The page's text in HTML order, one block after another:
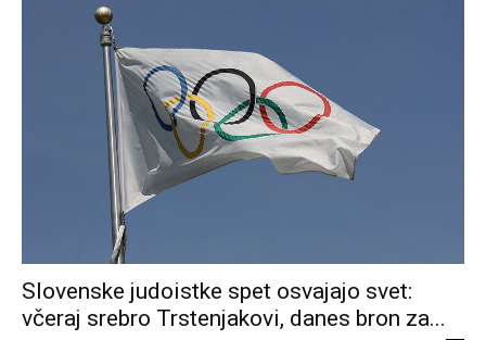
Slovenske judoistke spet osvajajo svet:
včeraj srebro Trstenjakovi, danes bron za...